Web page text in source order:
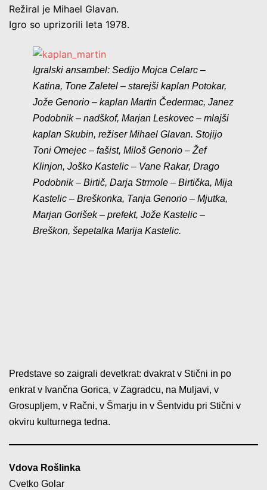
Režiral je Mihael Glavan.
Igro so uprizorili leta 1978.
Igralski ansambel: Sedijo Mojca Celarc –
Katina, Tone Zaletel – starejši kaplan Potokar,
Jože Genorio – kaplan Martin Čedermac, Janez
Podobnik – nadškof, Marjan Leskovec – mlajši
kaplan Skubin, režiser Mihael Glavan. Stojijo
Toni Omejec – fašist, Miloš Genorio – Žef
Klinjon, Joško Kastelic – Vane Rakar, Drago
Podobnik – Birtič, Darja Strmole – Birtička, Mija
Kastelic – Breškonka, Tanja Genorio – Mjutka,
Marjan Gorišek – prefekt, Jože Kastelic –
Breškon, šepetalka Marija Kastelic.
Predstave so zaigrali devetkrat: dvakrat v Stični in po
enkrat v Ivančna Gorica, v Zagradcu, na Muljavi, v
Grosupljem, v Račni, v Šmarju in v Šentvidu pri Stični v
okviru kulturnega tedna.
Vdova Rošlinka
Cvetko Golar